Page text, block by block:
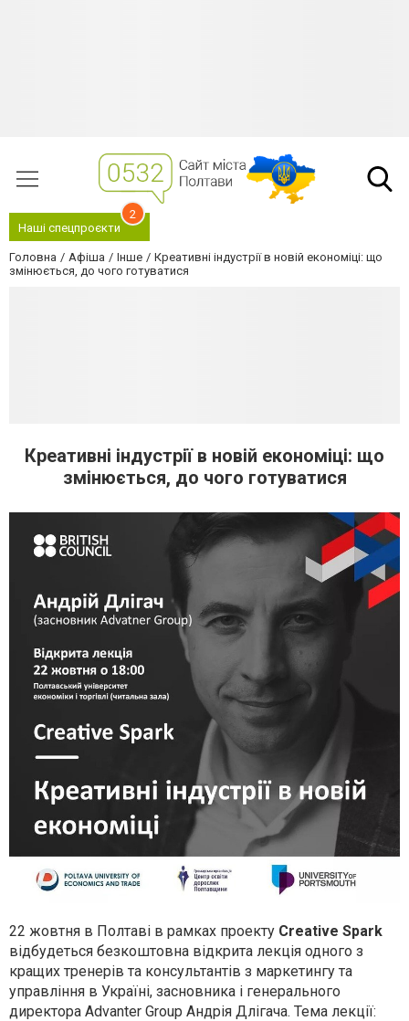
Наші спецпроєкти
2
Головна Афіша Інше
Креативні індустрії в новій економіці: що
змінюється, до чого готуватися
Креативні індустрії в новій економіці: що
змінюється, до чого готуватися
22 жовтня в Полтаві в рамках проекту Creative Spark
відбудеться безкоштовна відкрита лекція одного з
кращих тренерів та консультантів з маркетингу та
управління в Україні, засновника і генерального
директора Advanter Group Андрія Длігача. Тема лекції: